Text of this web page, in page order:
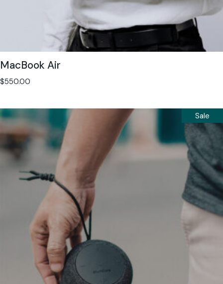
MacBook Air
$550.00
Sale